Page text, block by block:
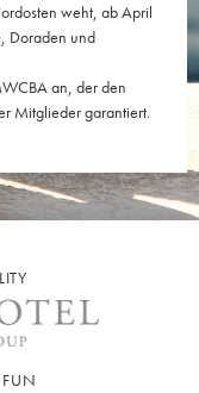
weht, ab April
Doraden und
an, der den
Mitglieder garantiert.